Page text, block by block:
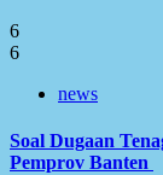
6
6
news
Soal Dugaan
Pemprov Banten